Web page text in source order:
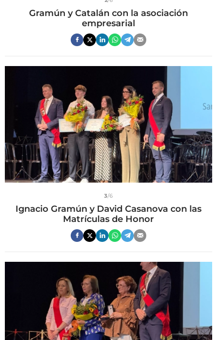
Gramún y Catalán con la asociación
empresarial
3/6
Ignacio Gramún y David Casanova con las
Matrículas de Honor